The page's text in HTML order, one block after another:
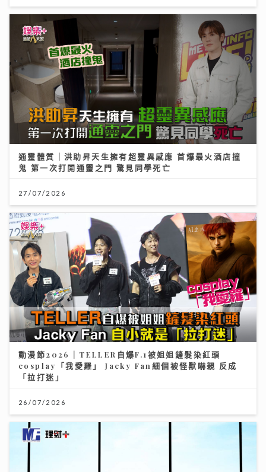
通靈體質｜洪助昇天生擁有超靈異感應 首爆最火酒店撞
鬼 第一次打開通靈之門 驚見同學死亡
27/07/2026
動漫節2026｜TELLER自爆F.1被姐姐鏟髮染紅頭
cosplay「我愛羅」 Jacky Fan細個被怪獸嚇親 反成
「拉打迷」
26/07/2026